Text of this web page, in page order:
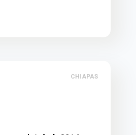
CHIAPAS